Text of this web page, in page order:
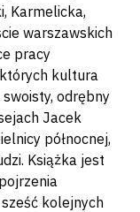
Karmelicka,
warszawskich
pracy
kultura
odrębny
Jacek
północnej,
Książka jest
kolejnych